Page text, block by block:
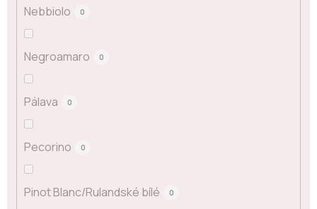
Nebbiolo 0
Negroamaro 0
Pálava 0
Pecorino 0
Pinot Blanc/Rulandské bílé 0